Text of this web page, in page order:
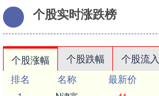
个股实时涨跌榜
个股涨幅 个股跌幅 个股流入
排名
名称 最新价